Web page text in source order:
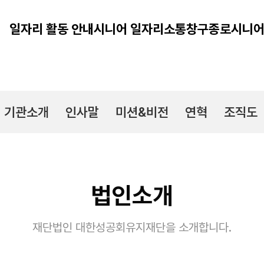
일자리 활동 안내시니어 일자리소통창구종로시니
기관소개 인사말 미션&비전 연혁 조직도
법인소개
재단법인 대한성공회유지재단을 소개합니다.